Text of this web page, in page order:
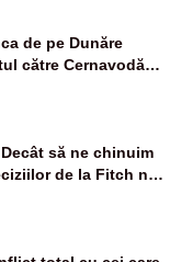
de pe Dunăre
către Cernavodă –
să ne chinuim
de la Fitch nu
pe temele